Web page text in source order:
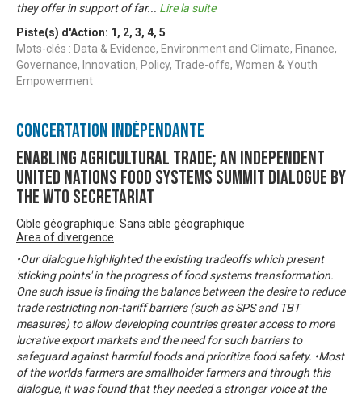
they offer in support of far... Lire la suite
Piste(s) d'Action: 1 , 2, 3, 4, 5
Mots-clés : Data & Evidence, Environment and Climate, Finance,
Governance, Innovation, Policy, Trade-offs, Women & Youth
Empowerment
Concertation Indépendante
Enabling Agricultural Trade; An Independent
United Nations Food Systems Summit Dialogue by
the WTO Secretariat
Cible géographique: Sans cible géographique
Area of divergence
•Our dialogue highlighted the existing tradeoffs which present
'sticking points' in the progress of food systems transformation.
One such issue is finding the balance between the desire to reduce
trade restricting non-tariff barriers (such as SPS and TBT
measures) to allow developing countries greater access to more
lucrative export markets and the need for such barriers to
safeguard against harmful foods and prioritize food safety. •Most
of the worlds farmers are smallholder farmers and through this
dialogue, it was found that they needed a stronger voice at the